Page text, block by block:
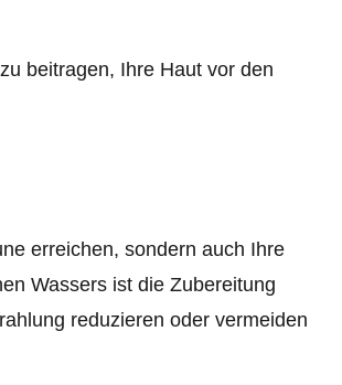
beitragen, Ihre Haut vor den
erreichen, sondern auch Ihre
Wassers ist die Zubereitung
reduzieren oder vermeiden